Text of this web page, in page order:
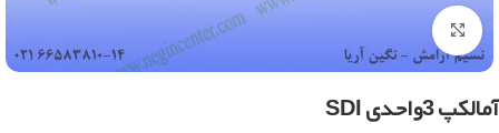
بزرگنمایی تصویر
آمالکپ 3واحدی SDI